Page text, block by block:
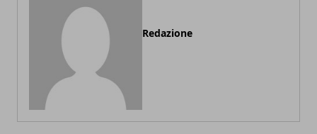
Redazione